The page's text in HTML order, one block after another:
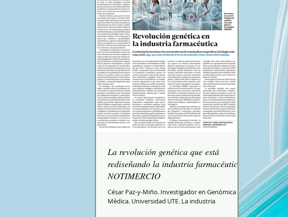
La revolución genética que está
rediseñando la industria farmacéutica.
NOTIMERCIO
César Paz-y-Miño. Investigador en Genómica
Mèdica. Universidad UTE. La industria